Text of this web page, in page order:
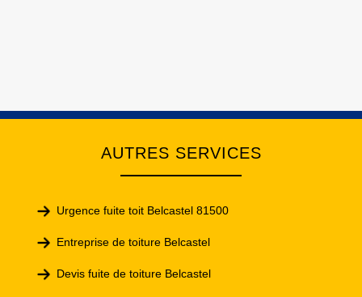
AUTRES SERVICES
Urgence fuite toit Belcastel 81500
Entreprise de toiture Belcastel
Devis fuite de toiture Belcastel